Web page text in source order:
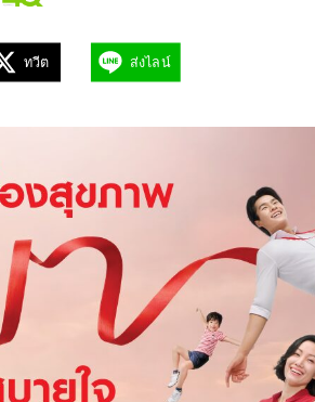
ทวีต ส่งไลน์